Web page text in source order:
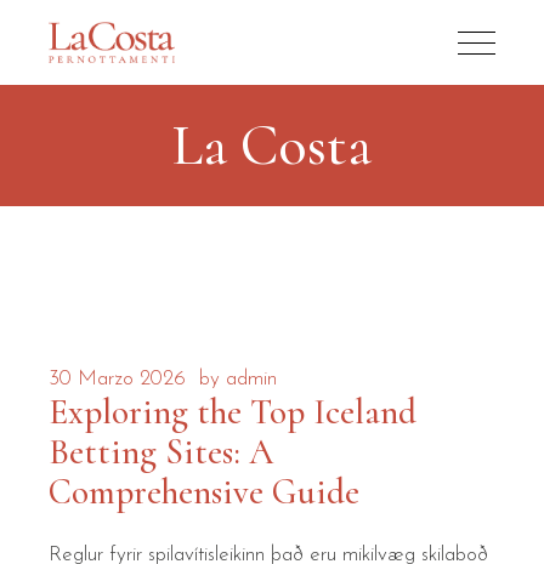
La Costa
30 Marzo 2026 by admin
Exploring the Top Iceland
Betting Sites: A
Comprehensive Guide
Reglur fyrir spilavítisleikinn það eru mikilvæg skilaboð